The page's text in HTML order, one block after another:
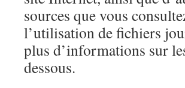
sources que vous
l’utilisation de fichiers
plus d’informations sur
dessous.